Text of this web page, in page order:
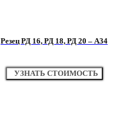
Резец РД 16, РД 18, РД 20 – А34
УЗНАТЬ СТОИМОСТЬ